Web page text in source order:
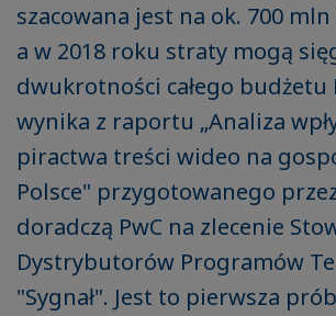
szacowana jest na ok. 700
a w 2018 roku straty mogą
dwukrotności całego budżetu
wynika z raportu „Analiza
piractwa treści wideo na
Polsce" przygotowanego
doradczą PwC na zlecenie
Dystrybutorów Programów
"Sygnał". Jest to pierwsza